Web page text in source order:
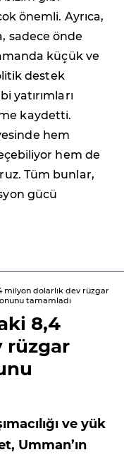
önemli. Ayrıca,
sadece önde
küçük ve
destek
yatırımları
kaydetti.
hem
hem de
Tüm bunlar,
gücü
milyon dolarlık dev rüzgar
tamamladı
8,4
rüzgar
ve yük
Umman’ın